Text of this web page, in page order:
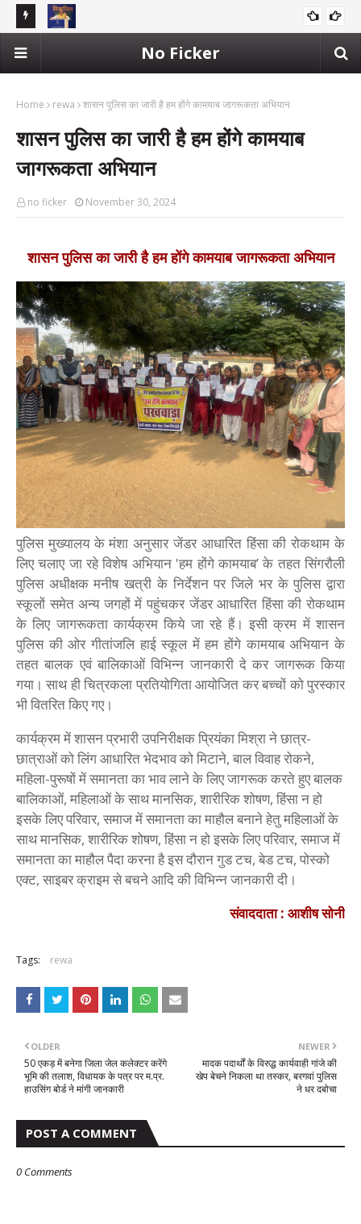
No Ficker
Home rewa शासन पुलिस का जारी है हम होंगे कामयाब जागरूकता अभियान
शासन पुलिस का जारी है हम होंगे कामयाब
जागरूकता अभियान
no ficker November 30, 2024
शासन पुलिस का जारी है हम होंगे कामयाब जागरूकता अभियान
पुलिस मुख्यालय के मंशा अनुसार जेंडर आधारित हिंसा की रोकथाम के
लिए चलाए जा रहे विशेष अभियान 'हम होंगे कामयाब’ के तहत सिंगरौली
पुलिस अधीक्षक मनीष खत्री के निर्देशन पर जिले भर के पुलिस द्वारा
स्कूलों समेत अन्य जगहों में पहुंचकर जेंडर आधारित हिंसा की रोकथाम
के लिए जागरूकता कार्यक्रम किये जा रहे हैं। इसी क्रम में शासन
पुलिस की ओर गीतांजलि हाई स्कूल में हम होंगे कामयाब अभियान के
तहत बालक एवं बालिकाओं विभिन्न जानकारी दे कर जागरूक किया
गया। साथ ही चित्रकला प्रतियोगिता आयोजित कर बच्चों को पुरस्कार
भी वितरित किए गए।
कार्यक्रम में शासन प्रभारी उपनिरीक्षक प्रियंका मिश्रा ने छात्र-
छात्राओं को लिंग आधारित भेदभाव को मिटाने, बाल विवाह रोकने,
महिला-पुरूषों में समानता का भाव लाने के लिए जागरूक करते हुए बालक
बालिकाओं, महिलाओं के साथ मानसिक, शारीरिक शोषण, हिंसा न हो
इसके लिए परिवार, समाज में समानता का माहौल बनाने हेतु महिलाओं के
साथ मानसिक, शारीरिक शोषण, हिंसा न हो इसके लिए परिवार, समाज में
समानता का माहौल पैदा करना है इस दौरान गुड टच, बेड टच, पोस्को
एक्ट, साइबर क्राइम से बचने आदि की विभिन्न जानकारी दी।
संवाददाता : आशीष सोनी
Tags: rewa
NEWER
मादक पदार्थों के विरुद्ध कार्यवाही गांजे की
खेप बेचने निकला था तस्कर, बरगवां पुलिस
ने धर दबोचा
OLDER
50 एकड़ में बनेगा जिला जेल कलेक्टर करेंगे
भूमि की तलाश, विधायक के पत्र पर म.प्र.
हाउसिंग बोर्ड ने मांगी जानकारी
POST A COMMENT
0 Comments